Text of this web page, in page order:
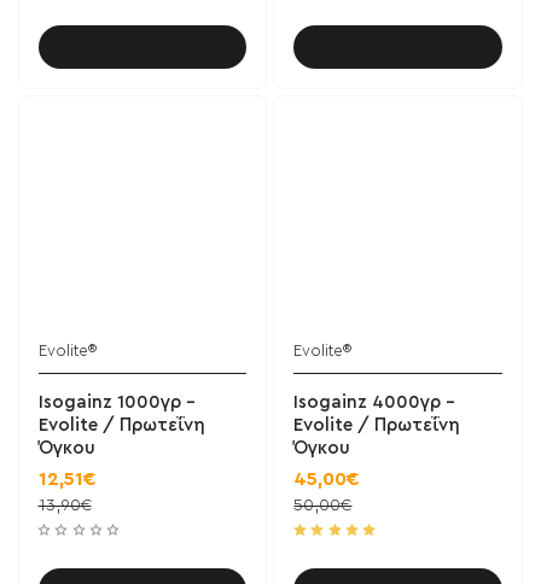
Evolite®
Isogainz 1000γρ -
Evolite / Πρωτεΐνη
Όγκου
12,51€
13,90€
Evolite®
Isogainz 4000γρ -
Evolite / Πρωτεΐνη
Όγκου
45,00€
50,00€